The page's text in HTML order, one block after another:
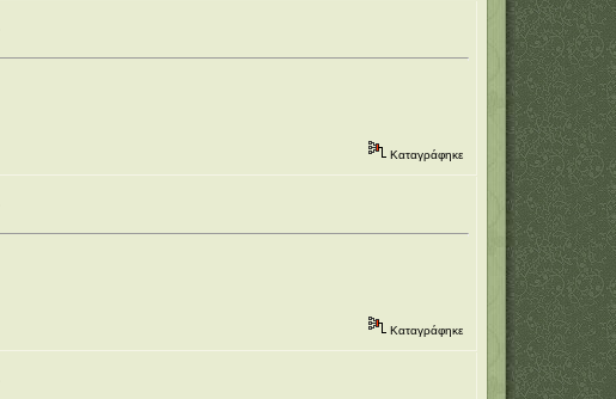
Καταγράφηκε
Καταγράφηκε